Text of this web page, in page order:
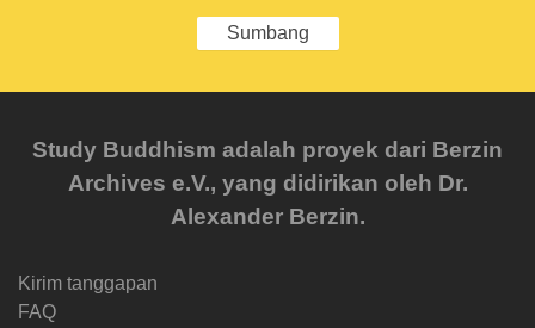
Sumbang
Study Buddhism adalah proyek dari Berzin
Archives e.V., yang didirikan oleh Dr.
Alexander Berzin.
Kirim tanggapan
FAQ